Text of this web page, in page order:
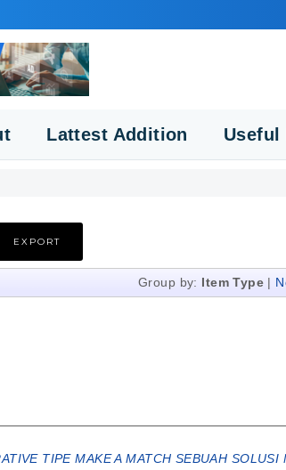
Lattest Addition Useful
Group by: Item Type |
TIPE MAKE A MATCH SEBUAH